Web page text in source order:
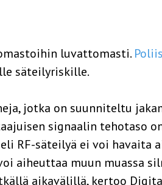
luvattomasti.
säteilyriskille.
jotka on suunniteltu
signaalin tehotaso
RF-säteilyä ei voi havaita
aiheuttaa muun muassa
aikavälillä, kertoo